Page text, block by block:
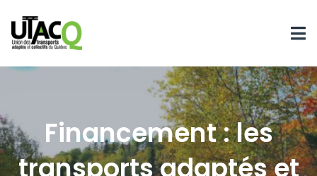
Financement : les
transports adaptés et